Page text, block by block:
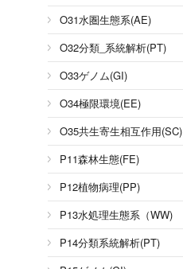
O31水圏生態系(AE)
O32分類_系統解析(PT)
O33ゲノム(GI)
O34極限環境(EE)
O35共生寄生相互作用(SC)
P11森林生態(FE)
P12植物病理(PP)
P13水処理生態系（WW)
P14分類系統解析(PT)